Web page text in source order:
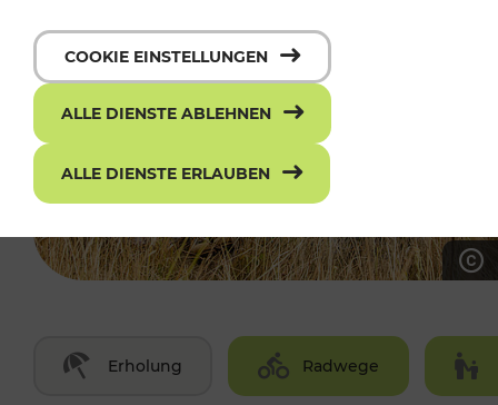
Erholung Radwege
COOKIE EINSTELLUNGEN
ALLE DIENSTE ABLEHNEN
ALLE DIENSTE ERLAUBEN